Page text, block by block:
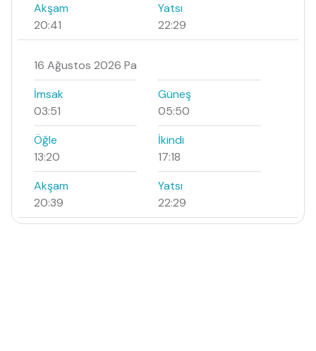
Akşam
20:41
Yatsı
22:29
16 Ağustos 2026 Pa
İmsak
03:51
Güneş
05:50
Öğle
13:20
İkindi
17:18
Akşam
20:39
Yatsı
22:29